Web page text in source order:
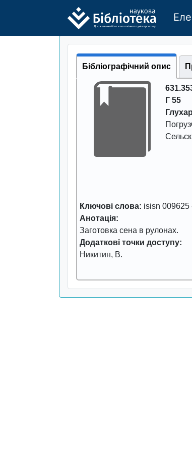
Державного бі отехно логічно го універси тету
Бібліографічний опис
Г 55
Ключові слова: isisn 009625
Анотація:
Заготовка сена в pулонах.
Додаткові точки доступу:
Никитин, В.